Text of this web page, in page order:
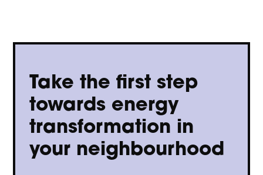
Take the first step
towards energy
transformation in
your neighbourhood